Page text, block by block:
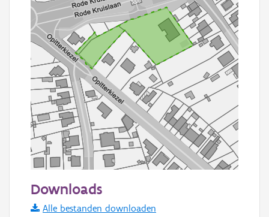
Informatie Vlaanderen
Downloads
Alle bestanden downloaden